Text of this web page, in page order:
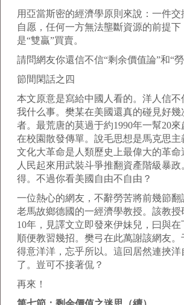
用亞當斯密的經濟學原則來說：一件
自愿，任何一方無法壟斷資源的前提
是“雙贏”買賣。
請問網友你還信不信“剩余價值論”和“
節間閑話之四
本文原意是寫給中國人看的。洋人信不
我什么事。樊某在美國還真的碰見好幾
者。最荒唐的莫過于約1990年一幫20來
在校園散發傳單。說毛思想是馬克思主
文化大革命是人類歷史上最偉大的革命
人民起來用武裝斗爭推翻資產階級暴
得。不過你看美國自由不自由？
一位熱心的網友，不辭勞苦將前幾節翻
老馬故鄉德國的一經濟學教授。該教授
10年，見譯文立即發來伊妹兒，曰與
順便教習幾招。樊弓在此萬謝該網友
得意洋洋，忘乎所以。這回居然連挾
了。豈可不接著侃？
再來！